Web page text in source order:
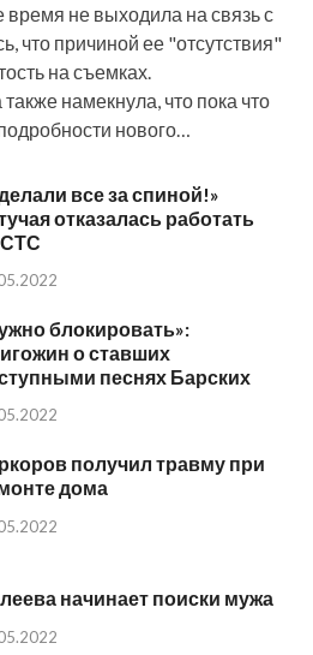
время не выходила на связь с
что причиной ее "отсутствия"
на съемках.
намекнула, что пока что
нового…
все за спиной!»
отказалась работать
СТС
блокировать»:
о ставших
песнях Барских
получил травму при
дома
начинает поиски мужа